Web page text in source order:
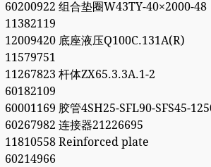
60200922 组合垫圈W43TY-40×2000-48
11382119
12009420 底座液压Q100C.131A(R)
11579751
11267823 杆体ZX65.3.3A.1-2
60182109
60001169 胶管4SH25-SFL90-SFS45-
60267982 连接器21226695
11810558 Reinforced plate
60214966